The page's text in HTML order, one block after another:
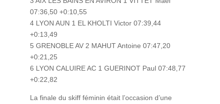
07:36,50 +0:10,55
4 LYON AUN 1 EL KHOLTI Victor 07:39,44
+0:13,49
5 GRENOBLE AV 2 MAHUT Antoine 07:47,20
+0:21,25
6 LYON CALUIRE AC 1 GUERINOT Paul 07:48,77
+0:22,82
La finale du skiff féminin était l’occasion d’une